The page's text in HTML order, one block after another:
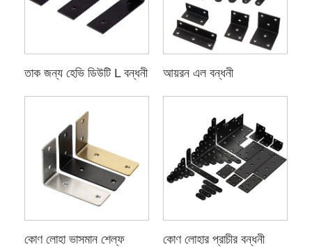
তাক জন্য হেভি ডিউটি ​​L বন্ধনী আয়রন এল বন্ধনী
কোণ লোহা ভাসমান শেল্ফ কোণ লোহার প্রাচীর বন্ধনী